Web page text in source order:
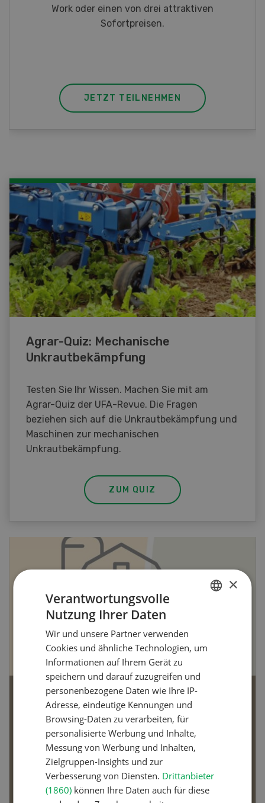
Taschenmessern
JETZT TEILNEHMEN
Agrar-Quiz: Mechanische
Unkrautbekämpfung
Testen Sie Ihr Wissen. Machen Sie mit am
Agrar-Quiz der UFA-Revue. Die Fragen
beziehen sich auf die Unkrautbekämpfung und
Maschinen zur mechanischen
Unkrautbekämpfung.
ZUM QUIZ
Bio-Artikel
Dossier Bio-Artikel
MEHR ERFAHREN
×
Verantwortungsvolle
Nutzung Ihrer Daten
Wir und unsere Partner verwenden
Cookies und ähnliche Technologien, um
Informationen auf Ihrem Gerät zu
speichern und darauf zuzugreifen und
personenbezogene Daten wie Ihre IP-
Adresse, eindeutige Kennungen und
Browsing-Daten zu verarbeiten, für
personalisierte Werbung und Inhalte,
Messung von Werbung und Inhalten,
Zielgruppen-Insights und zur
Verbesserung von Diensten. Drittanbieter
(1860) können Ihre Daten auch für diese